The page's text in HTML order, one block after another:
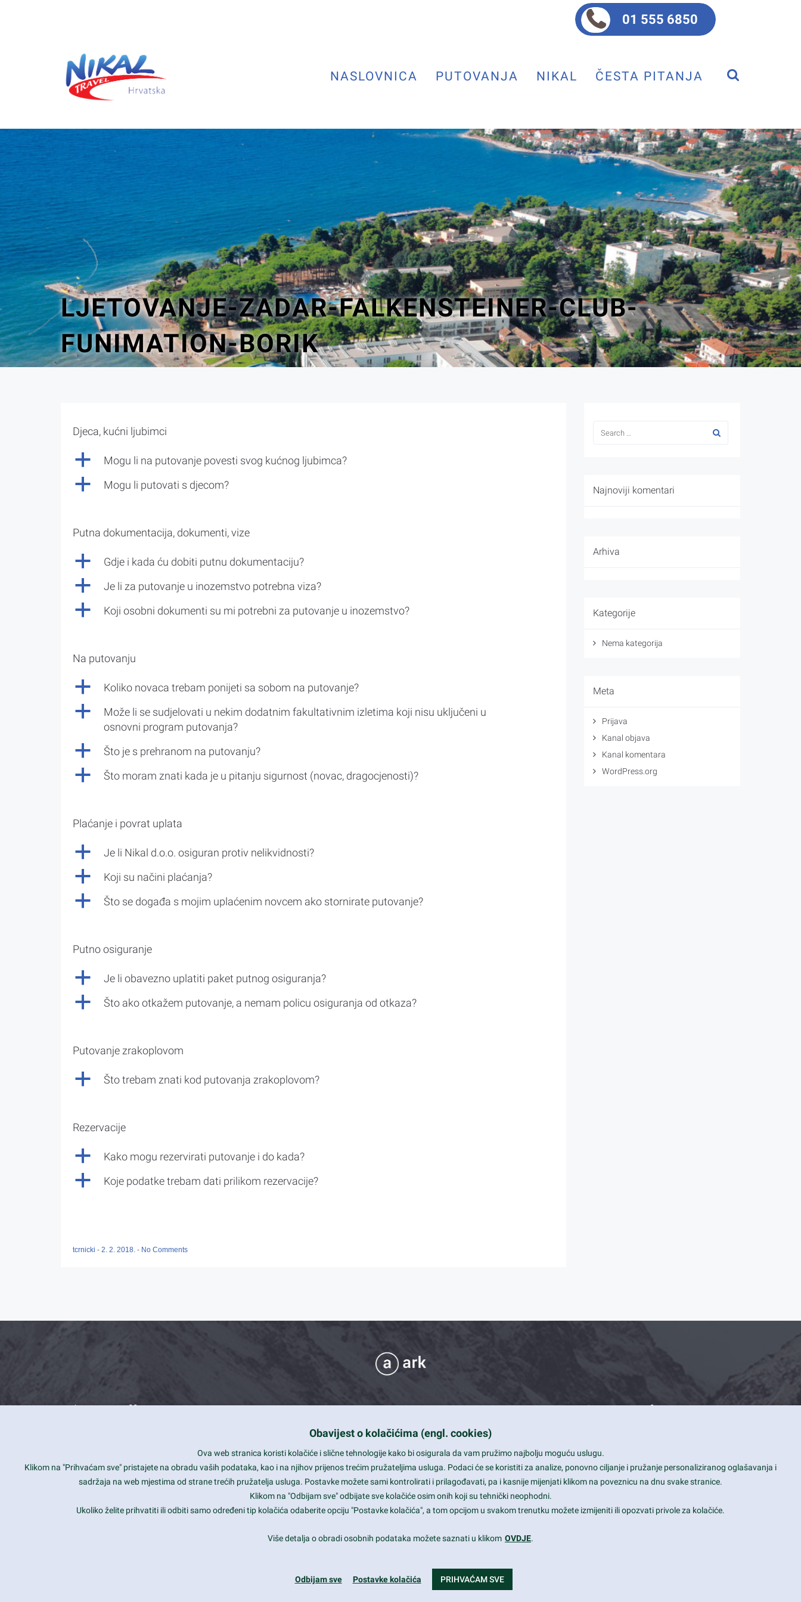
01 555 6850
NASLOVNICA PUTOVANJA NIKAL ČESTA PITANJA
LJETOVANJE-ZADAR-FALKENSTEINER-CLUB-
FUNIMATION-BORIK
Djeca, kućni ljubimci
a Mogu li na putovanje povesti svog kućnog ljubimca?
a Mogu li putovati s djecom?
Putna dokumentacija, dokumenti, vize
a Gdje i kada ću dobiti putnu dokumentaciju?
a Je li za putovanje u inozemstvo potrebna viza?
a Koji osobni dokumenti su mi potrebni za putovanje u inozemstvo?
Na putovanju
a Koliko novaca trebam ponijeti sa sobom na putovanje?
a
Može li se sudjelovati u nekim dodatnim fakultativnim izletima koji nisu uključeni u
osnovni program putovanja?
a Što je s prehranom na putovanju?
a Što moram znati kada je u pitanju sigurnost (novac, dragocjenosti)?
Plaćanje i povrat uplata
a Je li Nikal d.o.o. osiguran protiv nelikvidnosti?
a Koji su načini plaćanja?
a Što se događa s mojim uplaćenim novcem ako stornirate putovanje?
Putno osiguranje
a Je li obavezno uplatiti paket putnog osiguranja?
a Što ako otkažem putovanje, a nemam policu osiguranja od otkaza?
Putovanje zrakoplovom
a Što trebam znati kod putovanja zrakoplovom?
Rezervacije
a Kako mogu rezervirati putovanje i do kada?
a Koje podatke trebam dati prilikom rezervacije?
tcrnicki - 2. 2. 2018. - No Comments
Najnoviji komentari
Arhiva
Kategorije
Nema kategorija
Meta
Prijava
Kanal objava
Kanal komentara
WordPress.org
What we offer
Is your website user friendly?
Ark offers weekly stunning designs.
Why our customers love Ark?
Smart and beautiful design
Unlimited Eelements
Mobile ready
Contact Info
View, CA 94043
+1 650-253-0000
Daily: 9:00 am - 6:00 pm
Obavijest o kolačićima (engl. cookies)
Ova web stranica koristi kolačiće i slične tehnologije kako bi osigurala da vam pružimo najbolju moguću uslugu.
Klikom na "Prihvaćam sve" pristajete na obradu vaših podataka, kao i na njihov prijenos trećim pružateljima usluga. Podaci će se koristiti za analize, ponovno ciljanje i pružanje personaliziranog oglašavanja i
sadržaja na web mjestima od strane trećih pružatelja usluga. Postavke možete sami kontrolirati i prilagođavati, pa i kasnije mijenjati klikom na poveznicu na dnu svake stranice.
Klikom na "Odbijam sve" odbijate sve kolačiće osim onih koji su tehnički neophodni.
Ukoliko želite prihvatiti ili odbiti samo određeni tip kolačića odaberite opciju "Postavke kolačića", a tom opcijom u svakom trenutku možete izmijeniti ili opozvati privole za kolačiće.
Više detalja o obradi osobnih podataka možete saznati u klikom OVDJE.
Odbijam sve Postavke kolačića PRIHVAĆAM SVE